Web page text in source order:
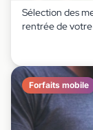
Sélection des
rentrée de
Forfaits mobile